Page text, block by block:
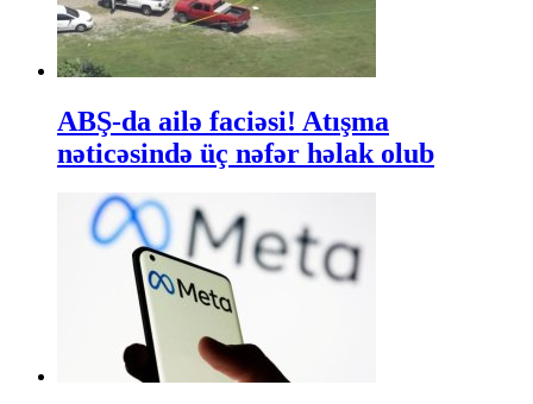
ABŞ-da ailə faciəsi! Atışma
nəticəsində üç nəfər həlak olub